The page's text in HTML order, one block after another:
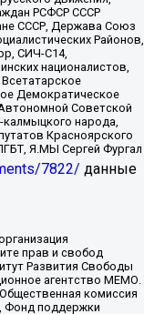
РСФСР СССР
СССР, Держава Союз
Районов,
СИЧ-С14,
националистов,
Демократическое
Советской
калмыцкого народа,
Красноярского
Я.МЫ Сергей Фургал
7822/ данные
технологий и межкультурных коммуникаций "ИНТЕРРА", Маяковская Екатерина Алексеевна, Фейгин Марк Захарович, Филимонов Андрей Викторович, Дзугкоева Регина Николаевна, Доброхотов Роман Александрович, Дудь Юрий Александрович, Елкин Сергей Владимирович, Кругликов Кирилл Игоревич, Сабунаева Мария Леонидовна, Семенов Алексей Владимирович, Шаинян Карен Багратович, Шульман Екатерина Михайловна, Асафьев Артур Валерьевич, Вахштайн Виктор Семенович, Венедиктов Алексей Алексеевич, Лушникова Екатерина Евгеньевна, Волков Леонид Михайлович, Невзоров Александр Глебович, Пархоменко Сергей Борисович, Сироткин Ярослав Николаевич, Кара-Мурза Владимир Владимирович, Баранова Наталья Владимировна, Гозман Леонид Яковлевич, Кагарлицкий Борис Юльевич, Климарев Михаил Валерьевич, Милов Владимир Станиславович, Автономная некоммерческая организация Краснодарский центр современного искусства "Типография", Моргенштерн Алишер Тагирович, Соболь Любовь Эдуардовна, Общество с ограниченной ответственностью "ЛИЗА НОРМ", Каспаров Гарри Кимович, Ходорковский Михаил Борисович, Общество с ограниченной ответственностью "Апрельские тезисы", Данилович Ирина Брониславовна, Кашин Олег Владимирович, Петров Николай Владимирович, Пивоваров Алексей Владимирович, Соколов Михаил Владимирович, Цветкова Юлия Владимировна, Чичваркин Евгений Александрович, Комитет против пыток/Команда против пыток, Общество с ограниченной ответственностью "Первый научный", Общество с ограниченной ответственностью "Вертолет и ко", Белоцерковская Вероника Борисовна, Кац Максим Евгеньевич, Лазарева Татьяна Юрьевна, Шаведдинов Руслан Табризович, Яшин Илья Валерьевич, Общество с ограниченной ответственностью "Иноагент ААВ", Алешковский Дмитрий Петрович, Альбац Евгения Марковна, Быков Дмитрий Львович, Галямина Юлия Евгеньевна, Лойко Сергей Леонидович, Мартынов Кирилл Константинович, Медведев Сергей Александрович, Крашенинников Федор Геннадиевич, Гордеева Катерина Вл